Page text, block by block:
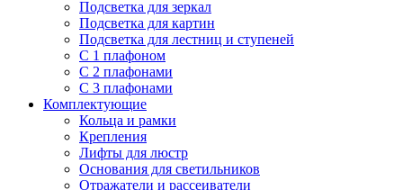
Подсветка для зеркал
Подсветка для картин
Подсветка для лестниц и ступеней
С 1 плафоном
С 2 плафонами
С 3 плафонами
Комплектующие
Кольца и рамки
Крепления
Лифты для люстр
Основания для светильников
Отражатели и рассеиватели